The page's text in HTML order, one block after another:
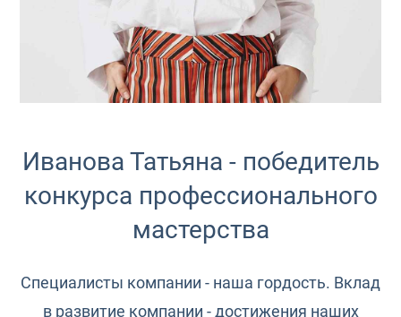
Иванова Татьяна - победитель
конкурса профессионального
мастерства
Специалисты компании - наша гордость. Вклад
в развитие компании - достижения наших